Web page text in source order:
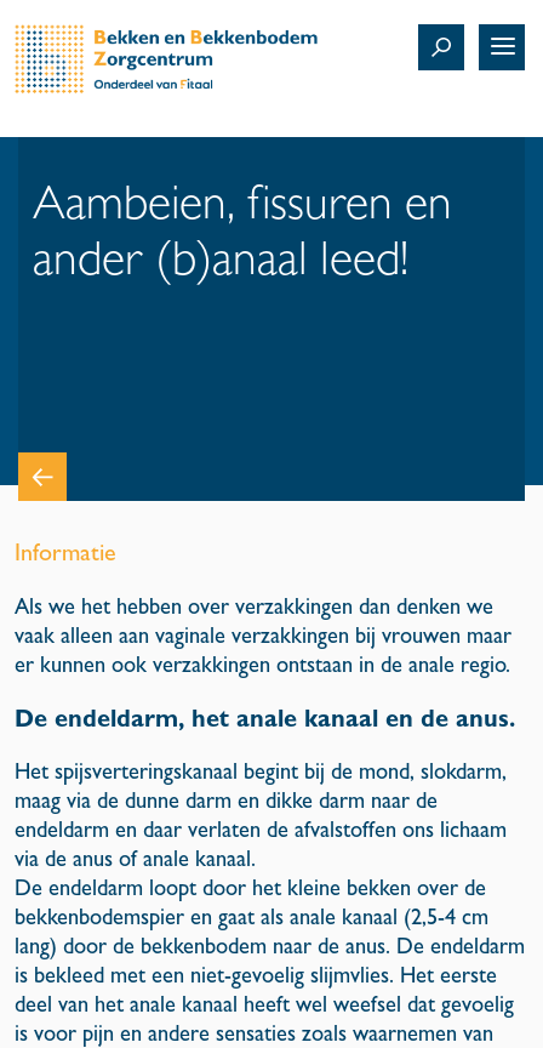
Aambeien, fissuren en
ander (b)anaal leed!
Informatie
Als we het hebben over verzakkingen dan denken we
vaak alleen aan vaginale verzakkingen bij vrouwen maar
er kunnen ook verzakkingen ontstaan in de anale regio.
De endeldarm, het anale kanaal en de anus.
Het spijsverteringskanaal begint bij de mond, slokdarm,
maag via de dunne darm en dikke darm naar de
endeldarm en daar verlaten de afvalstoffen ons lichaam
via de anus of anale kanaal.
De endeldarm loopt door het kleine bekken over de
bekkenbodemspier en gaat als anale kanaal (2,5-4 cm
lang) door de bekkenbodem naar de anus. De endeldarm
is bekleed met een niet-gevoelig slijmvlies. Het eerste
deel van het anale kanaal heeft wel weefsel dat gevoelig
is voor pijn en andere sensaties zoals waarnemen van